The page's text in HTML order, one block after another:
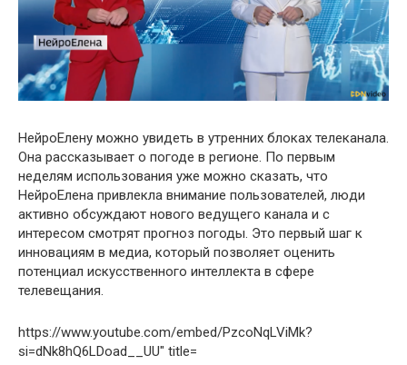
НейроЕлену можно увидеть в утренних блоках телеканала.
Она рассказывает о погоде в регионе. По первым
неделям использования уже можно сказать, что
НейроЕлена привлекла внимание пользователей, люди
активно обсуждают нового ведущего канала и с
интересом смотрят прогноз погоды. Это первый шаг к
инновациям в медиа, который позволяет оценить
потенциал искусственного интеллекта в сфере
телевещания.
https://www.youtube.com/embed/PzcoNqLViMk?
si=dNk8hQ6LDoad__UU" title=